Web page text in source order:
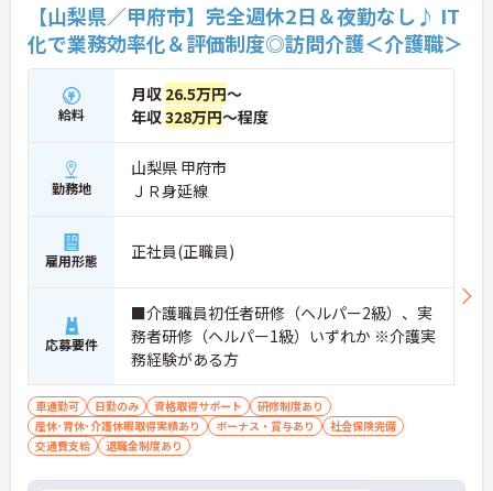
【山梨県／甲府市】完全週休2日＆夜勤なし♪ IT
化で業務効率化＆評価制度◎訪問介護＜介護職＞
給料
月収 26.5万円～
年収328万円～程度
勤務地
山梨県 甲府市
ＪＲ身延線
雇用形態 正社員(正職員)
応募要件
■介護職員初任者研修（ヘルパー2級）、実
務者研修（ヘルパー1級）いずれか ※介護実
務経験がある方
車通勤可 日勤のみ 資格取得サポート
研修制度あり
産休･育休･介護休暇取得実績あり
ボーナス・賞与あり
社会保険完備
交通費支給
退職金制度あり